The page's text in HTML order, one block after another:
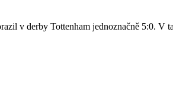
v derby Tottenham jednoznačně 5:0. V